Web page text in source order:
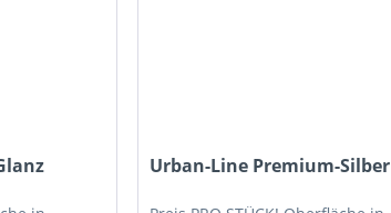
Urban-Line Premium-Silber